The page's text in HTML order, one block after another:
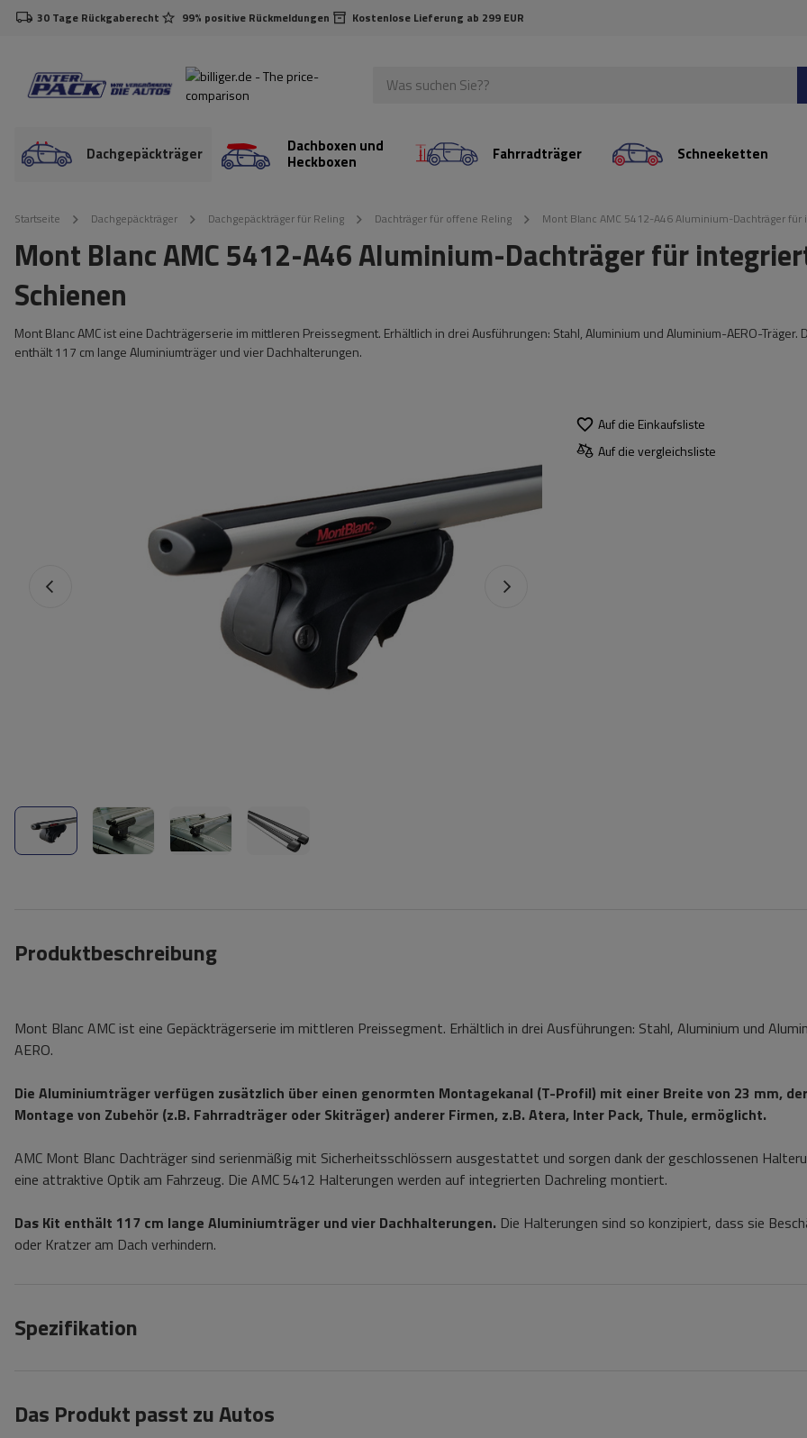
30 Tage Rückgaberecht 99% positive Rückmeldungen Kostenlose Lieferung ab 299 EUR
Dachgepäckträger Dachboxen und
Heckboxen Fahrradträger Schneeketten
Startseite Dachgepäckträger Dachgepäckträger für Reling Dachträger für offene Reling Mont Blanc AMC 5412-A46 Aluminium-Dachträger
Mont Blanc AMC 5412-A46 Aluminium-Dachträger für
Schienen
Mont Blanc AMC ist eine Dachträgerserie im mittleren Preissegment. Erhältlich in drei Ausführungen: Stahl, Aluminium und Aluminium-AERO-Träger.
enthält 117 cm lange Aluminiumträger und vier Dachhalterungen.
Auf die Einkaufsliste
Auf die vergleichsliste
Produktbeschreibung
Mont Blanc AMC ist eine Gepäckträgerserie im mittleren Preissegment. Erhältlich in drei Ausführungen: Stahl, Aluminium und
AERO.
Die Aluminiumträger verfügen zusätzlich über einen genormten Montagekanal (T-Profil) mit einer Breite von 23 mm,
Montage von Zubehör (z.B. Fahrradträger oder Skiträger) anderer Firmen, z.B. Atera, Inter Pack, Thule, ermöglicht.
AMC Mont Blanc Dachträger sind serienmäßig mit Sicherheitsschlössern ausgestattet und sorgen dank der geschlossenen
eine attraktive Optik am Fahrzeug. Die AMC 5412 Halterungen werden auf integrierten Dachreling montiert.
Das Kit enthält 117 cm lange Aluminiumträger und vier Dachhalterungen. Die Halterungen sind so konzipiert, dass sie
oder Kratzer am Dach verhindern.
Spezifikation
Das Produkt passt zu Autos